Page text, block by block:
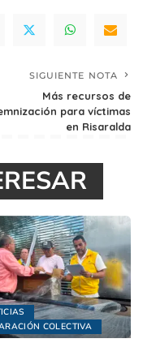
SIGUIENTE NOTA
Más recursos de
para víctimas
en Risaralda
COLECTIVA